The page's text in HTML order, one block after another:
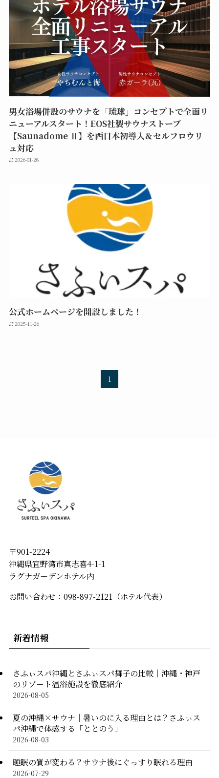
男女浴場併設のサウナを「琉球」コンセプトで全面リ
ニューアルスタート！EOS社製サウナストーブ
【Saunadome Ⅱ】を西日本初導入＆セルフロウリ
ュ対応
2026-01-28
公式ホームページを開設しました！
2025-11-26
1
〒901-2224
沖縄県宜野湾市真志喜4-1-1
ラグナガーデンホテル内
お問い合わせ：098-897-2121（ホテル代表）
新着情報
さふぃスパ沖縄とさふぃスパ舞子の比較｜沖縄・神戸
のリゾート温浴施設を徹底紹介
2026-08-05
夏の沖縄×サウナ｜暑いのに入る理由とは？さふぃス
パ沖縄で体感する「ととのう」
2026-08-03
睡眠の質が変わる？サウナ後にぐっすり眠れる理由
2026-07-29